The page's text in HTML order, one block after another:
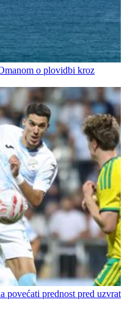
o plovidbi kroz
povećati prednost pred uzvrat